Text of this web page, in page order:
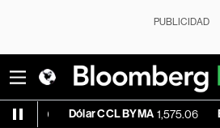
PUBLICIDAD
Dólar CCL BYMA 1,575.06 BTC/USD